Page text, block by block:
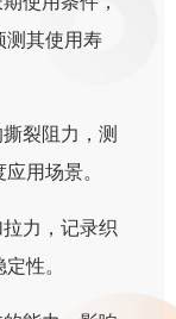
测其使用寿
裂阻力，测
用场景。
力，记录织
性。